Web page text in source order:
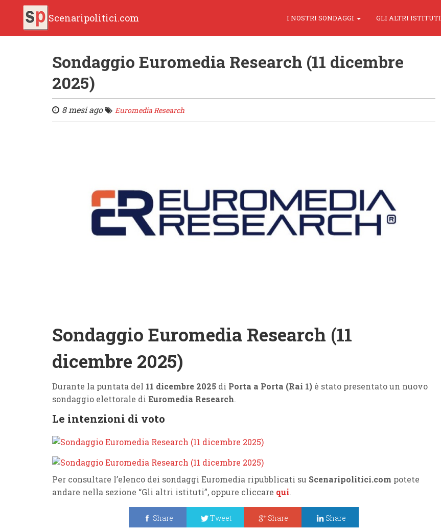
Scenaripolitici.com I NOSTRI SONDAGGI GLI ALTRI ISTITUTI
Sondaggio Euromedia Research (11 dicembre
2025)
8 mesi ago Euromedia Research
Sondaggio Euromedia Research (11
dicembre 2025)
Durante la puntata del 11 dicembre 2025 di Porta a Porta (Rai 1) è stato presentato un nuovo
sondaggio elettorale di Euromedia Research.
Le intenzioni di voto
Per consultare l’elenco dei sondaggi Euromedia ripubblicati su Scenaripolitici.com potete
andare nella sezione “Gli altri istituti”, oppure cliccare qui.
Share Tweet Share Share